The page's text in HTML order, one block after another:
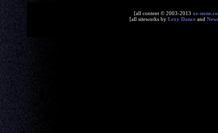
[all content © 2003-2013 xe-
[all siteworks by Lexy Danceand